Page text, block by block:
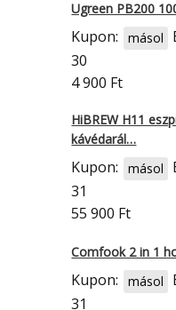
Ugreen PB200
Kupon: másol
30
4 900 Ft
HiBREW H11
kávédarál…
Kupon: másol
31
55 900 Ft
Comfook 2 in 1
Kupon: másol
31